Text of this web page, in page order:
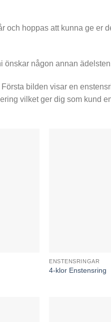
och hoppas att kunna ge er
önskar någon annan
bilden visar en
vilket ger dig som kund
ENSTENSRINGAR
4-klor Enstensring